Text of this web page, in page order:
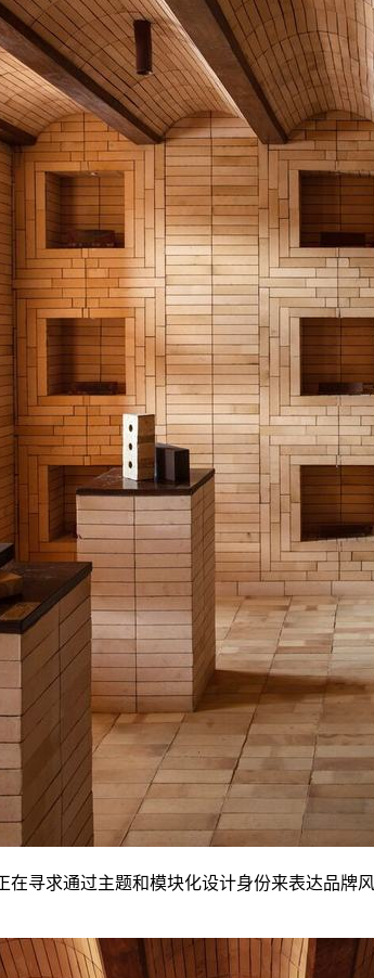
寻求通过主题和模块化设计身份来表达品